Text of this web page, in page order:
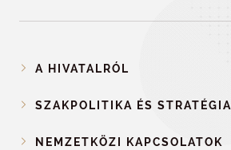
A HIVATALRÓL
SZAKPOLITIKA ÉS STRATÉGIA
NEMZETKÖZI KAPCSOLATOK